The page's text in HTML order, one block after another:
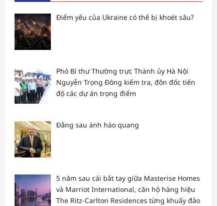
Điểm yếu của Ukraine có thể bị khoét sâu?
Phó Bí thư Thường trực Thành ủy Hà Nội
Nguyễn Trọng Đông kiểm tra, đôn đốc tiến
độ các dự án trọng điểm
Đằng sau ánh hào quang
5 năm sau cái bắt tay giữa Masterise Homes
và Marriot International, căn hộ hàng hiệu
The Ritz-Carlton Residences từng khuấy đảo